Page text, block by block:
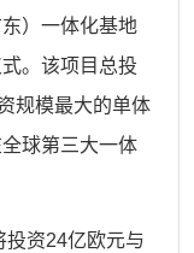
）一体化基地
。该项目总投
规模最大的单体
球第三大一体
投资24亿欧元与